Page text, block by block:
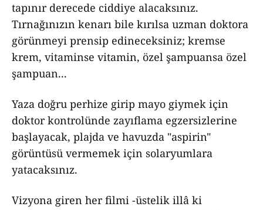
tapınır derecede ciddiye alacaksınız.
Tırnağınızın kenarı bile kırılsa uzman doktora
görünmeyi prensip edineceksiniz; kremse
krem, vitaminse vitamin, özel şampuansa özel
şampuan...
Yaza doğru perhize girip mayo giymek için
doktor kontrolünde zayıflama egzersizlerine
başlayacak, plajda ve havuzda "aspirin"
görüntüsü vermemek için solaryumlara
yatacaksınız.
Vizyona giren her filmi -üstelik illâ ki